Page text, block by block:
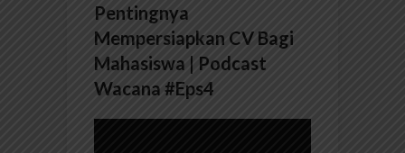
Pentingnya
Mempersiapkan CV Bagi
Mahasiswa | Podcast
Wacana #Eps4